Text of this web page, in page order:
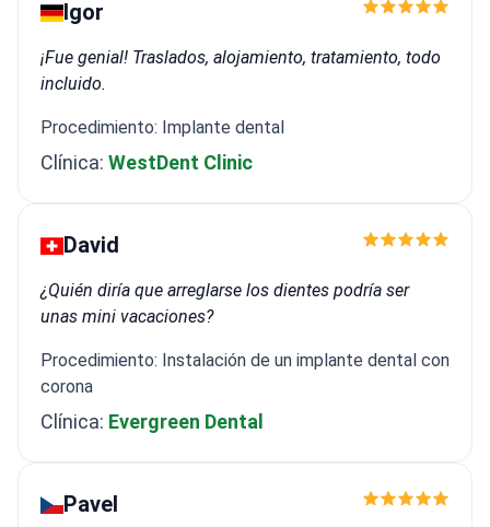
Igor
¡Fue genial! Traslados, alojamiento, tratamiento, todo
incluido.
Procedimiento: Implante dental
Clínica: WestDent Clinic
David
¿Quién diría que arreglarse los dientes podría ser
unas mini vacaciones?
Procedimiento: Instalación de un implante dental con
corona
Clínica: Evergreen Dental
Pavel